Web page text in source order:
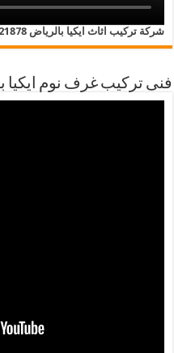
شركة تركيب اثاث ايكيا بالرياض 0506821878
فنى تركيب غرف نوم ايكيا